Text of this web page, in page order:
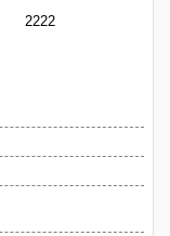
2222